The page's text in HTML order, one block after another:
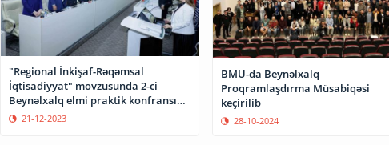
"Regional İnkişaf-Rəqəmsal
İqtisadiyyat" mövzusunda 2-ci
Beynəlxalq elmi praktik konfransı
keçirilib
21-12-2023
BMU-da Beynəlxalq
Proqramlaşdırma Müsabiqəsi
keçirilib
28-10-2024